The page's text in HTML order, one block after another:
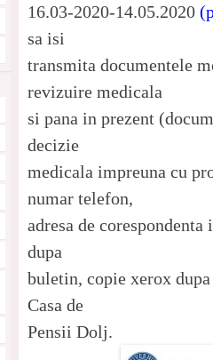
16.03-2020-14.05.2020
sa isi
transmita documentele
revizuire medicala
si pana in prezent
decizie
medicala impreuna cu
numar telefon,
adresa de
dupa
buletin, copie xerox
Casa de
Pensii Dolj.